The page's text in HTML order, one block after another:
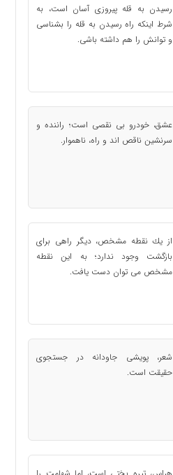
رسیدن به قله پیروزی آسان است، به
شرط اینكه راه رسیدن به قله را بشناسی
و توانش را هم داشته باشی.
عشق، خودرو بی نقصی است؛ راننده و
سرنشین ناقص اند و راه، ناهموار.
از یك نقطه مشخص، دیگر راهی برای
بازگشت وجود ندارد؛ به این نقطه
مشخص می توان دست یافت.
شعر، پویشی جاودانه در جستجوی
حقیقت است.